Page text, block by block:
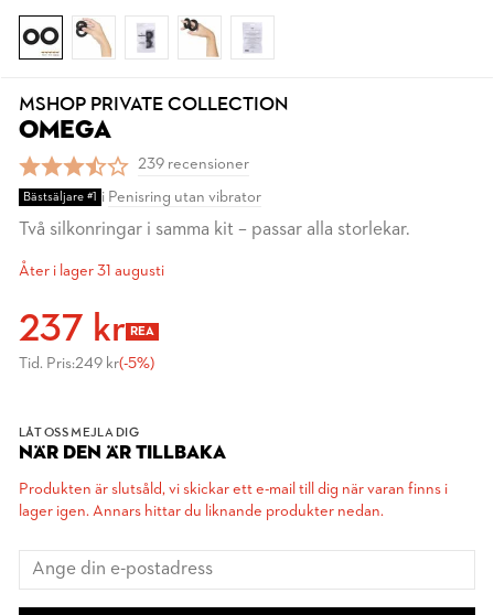
MSHOP PRIVATE COLLECTION
OMEGA
239 recensioner
Bästsäljare #1 i Penisring utan vibrator
Två silkonringar i samma kit – passar alla storlekar.
Åter i lager 31 augusti
237 kr REA
Tid. Pris:249 kr(-5%)
LÅT OSS MEJLA DIG
NÄR DEN ÄR TILLBAKA
Produkten är slutsåld, vi skickar ett e-mail till dig när varan finns i
lager igen. Annars hittar du liknande produkter nedan.